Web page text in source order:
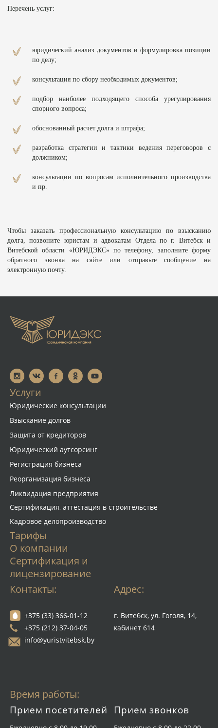
Перечень услуг:
юридический анализ документов и формулировка позиции
по делу;
консультация по сбору необходимых документов;
подбор наиболее подходящего способа урегулирования
спорного вопроса;
обоснованный расчет долга и штрафа;
разработка стратегии и тактики ведения переговоров с
должником;
консультации по вопросам исполнительного производства
и пр.
Чтобы заказать профессиональную консультацию по взысканию
долга, позвоните юристам и адвокатам Отдела по г. Витебск и
Витебской области «ЮРИДЭКС» по телефону, заполните форму
обратного звонка на сайте или отправьте сообщение на
электронную почту.
Услуги
Юридические консультации
Взыскание долгов
Защита от кредиторов
Юридический аутсорсинг
Регистрация бизнеса
Реорганизация бизнеса
Ликвидация предприятия
Сертификация, аттестация в строительстве
Кадровое делопроизводство
Контакты:
+375 (33) 366-01-12
+375 (212) 37-04-05
info@yuristvitebsk.by
Адрес:
г. Витебск, ул. Гоголя, 14,
кабинет 614
Тарифы
О компании
Сертификация и
лицензирование
Время работы:
Прием посетителей Прием звонков